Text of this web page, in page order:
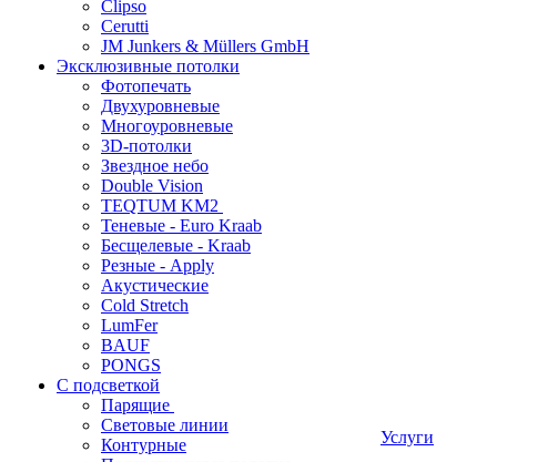
Clipso
Cerutti
JM Junkers & Müllers GmbH
Эксклюзивные потолки
Фотопечать
Двухуровневые
Многоуровневые
3D-потолки
Звездное небо
Double Vision
TEQTUM KM2
Теневые - Euro Kraab
Бесщелевые - Kraab
Резные - Apply
Акустические
Cold Stretch
LumFer
BAUF
PONGS
С подсветкой
Парящие
Световые линии
Контурные
Услуги